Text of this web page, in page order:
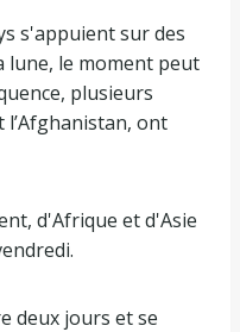
s'appuient sur des
lune, le moment peut
plusieurs
l’Afghanistan, ont
d'Afrique et d'Asie
deux jours et se